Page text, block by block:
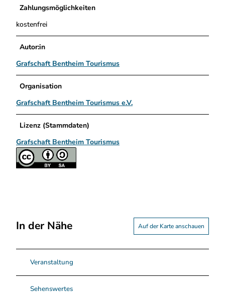
Zahlungsmöglichkeiten
kostenfrei
Autor:in
Grafschaft Bentheim Tourismus
Organisation
Grafschaft Bentheim Tourismus e.V.
Lizenz (Stammdaten)
Grafschaft Bentheim Tourismus
In der Nähe Auf der Karte anschauen
Veranstaltung
Sehenswertes